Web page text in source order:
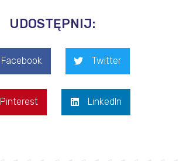
UDOSTĘPNIJ:
Facebook Twitter
Pinterest LinkedIn